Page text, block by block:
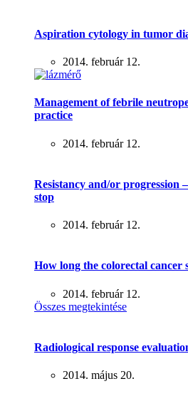
Aspiration cytology in tumor
2014. február 12.
Management of febrile
practice
2014. február 12.
Resistancy and/or progression
stop
2014. február 12.
How long the colorectal cancer
2014. február 12.
Összes megtekintése
Radiological response
2014. május 20.